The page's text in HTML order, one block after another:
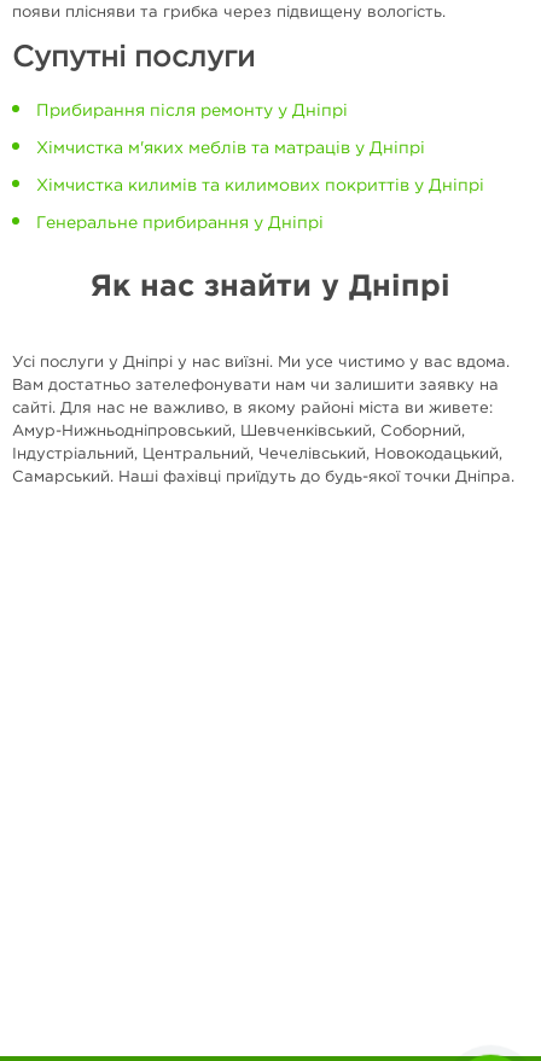
появи плісняви та грибка через підвищену вологість.
Супутні послуги
Прибирання після ремонту у Дніпрі
Хімчистка м'яких меблів та матраців у Дніпрі
Хімчистка килимів та килимових покриттів у Дніпрі
Генеральне прибирання у Дніпрі
Як нас знайти у Дніпрі
Усі послуги у Дніпрі у нас виїзні. Ми усе чистимо у вас вдома.
Вам достатньо зателефонувати нам чи залишити заявку на
сайті. Для нас не важливо, в якому районі міста ви живете:
Амур-Нижньодніпровський, Шевченківський, Соборний,
Індустріальний, Центральний, Чечелівський, Новокодацький,
Самарський. Наші фахівці приїдуть до будь-якої точки Дніпра.